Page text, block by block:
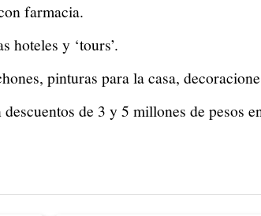
farmacia.
hoteles y ‘tours’.
pinturas para la casa,
de 3 y 5 millones de pesos